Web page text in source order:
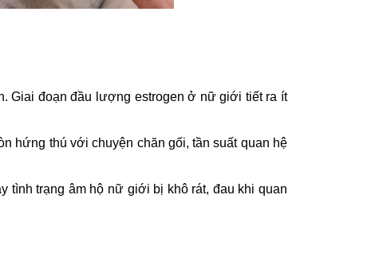
Giai đoạn đầu lượng estrogen ở nữ giới tiết ra ít
hứng thú với chuyện chăn gối, tần suất quan hệ
tình trạng âm hộ nữ giới bị khô rát, đau khi quan